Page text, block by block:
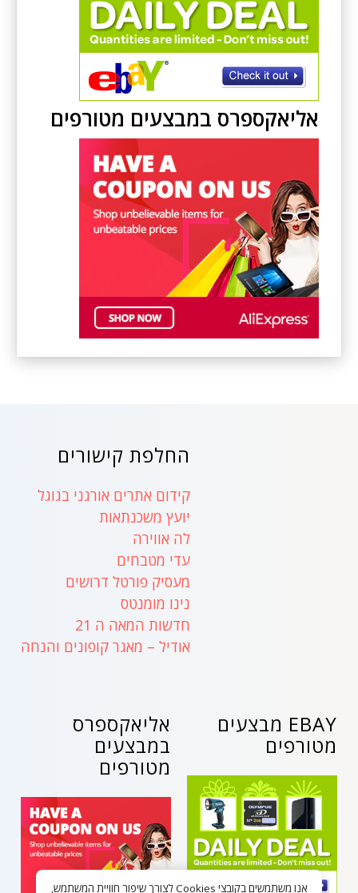
אליאקספרס במבצעים מטורפים
החלפת קישורים
קידום אתרים אורגני בגוגל
יועץ משכנתאות
לה אווירה
עדי מטבחים
מעסיק פורטל דרושים
נינו מומנטס
חדשות המאה ה 21
אודיל – מאגר קופונים והנחה
אליאקספרס
במבצעים
מטורפים
EBAY מבצעים
מטורפים
אנו משתמשים בקובצי Cookies לצורך שיפור חוויית המשתמש,